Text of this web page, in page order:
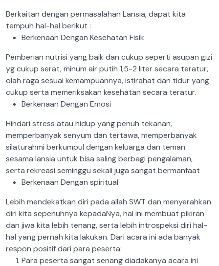
Berkaitan dengan permasalahan Lansia, dapat kita
tempuh hal-hal berikut :
Berkenaan Dengan Kesehatan Fisik
Pemberian nutrisi yang baik dan cukup seperti asupan gizi
yg cukup serat, minum air putih 1,5-2 liter secara teratur,
olah raga sesuai kemampuannya, istirahat dan tidur yang
cukup serta memeriksakan kesehatan secara teratur.
Berkenaan Dengan Emosi
Hindari stress atau hidup yang penuh tekanan,
memperbanyak senyum dan tertawa, memperbanyak
silaturahmi berkumpul dengan keluarga dan teman
sesama lansia untuk bisa saling berbagi pengalaman,
serta rekreasi seminggu sekali juga sangat bermanfaat
Berkenaan Dengan spiritual
Lebih mendekatkan diri pada allah SWT dan menyerahkan
diri kita sepenuhnya kepadaNya, hal ini membuat pikiran
dan jiwa kita lebih tenang, serta lebih introspeksi diri hal-
hal yang pernah kita lakukan. Dari acara ini ada banyak
respon positif dari para peserta:
Para peserta sangat senang diadakanya acara ini